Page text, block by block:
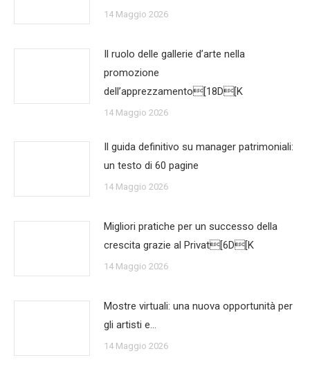
14 Maggio 2026
Il ruolo delle gallerie d’arte nella
promozione
dell’apprezzamento[18D[K
14 Maggio 2026
Il guida definitivo su manager patrimoniali:
un testo di 60 pagine
14 Maggio 2026
Migliori pratiche per un successo della
crescita grazie al Privat[6D[K
14 Maggio 2026
Mostre virtuali: una nuova opportunità per
gli artisti e…
14 Maggio 2026